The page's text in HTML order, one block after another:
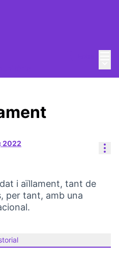
2022
i aïllament, tant de
per tant, amb una